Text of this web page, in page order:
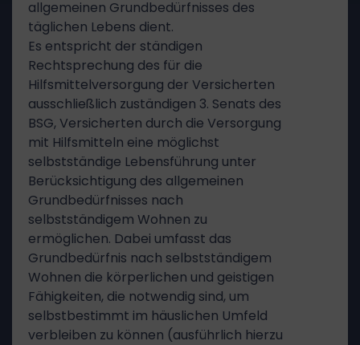
allgemeinen Grundbedürfnisses des
täglichen Lebens dient.
Es entspricht der ständigen
Rechtsprechung des für die
Hilfsmittelversorgung der Versicherten
ausschließlich zuständigen 3. Senats des
BSG, Versicherten durch die Versorgung
mit Hilfsmitteln eine möglichst
selbstständige Lebensführung unter
Berücksichtigung des allgemeinen
Grundbedürfnisses nach
selbstständigem Wohnen zu
ermöglichen. Dabei umfasst das
Grundbedürfnis nach selbstständigem
Wohnen die körperlichen und geistigen
Fähigkeiten, die notwendig sind, um
selbstbestimmt im häuslichen Umfeld
verbleiben zu können (ausführlich hierzu